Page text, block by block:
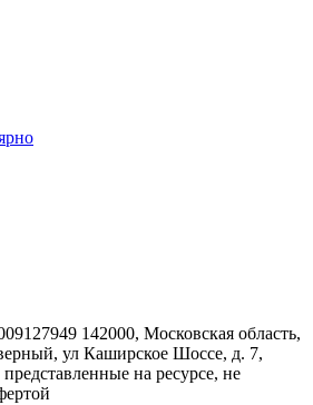
142000, Московская область,
ул Каширское Шоссе, д. 7,
на ресурсе, не